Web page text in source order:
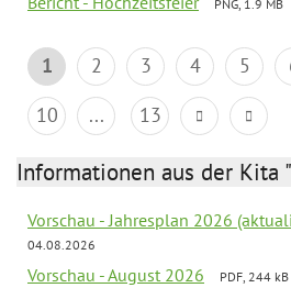
PNG, 1.9 MB
1 2 3 4 5
10
... 13
Informationen aus der Kita
Vorschau - Jahresplan 2026
04.08.2026
Vorschau - August 2026 PDF, 244 kB